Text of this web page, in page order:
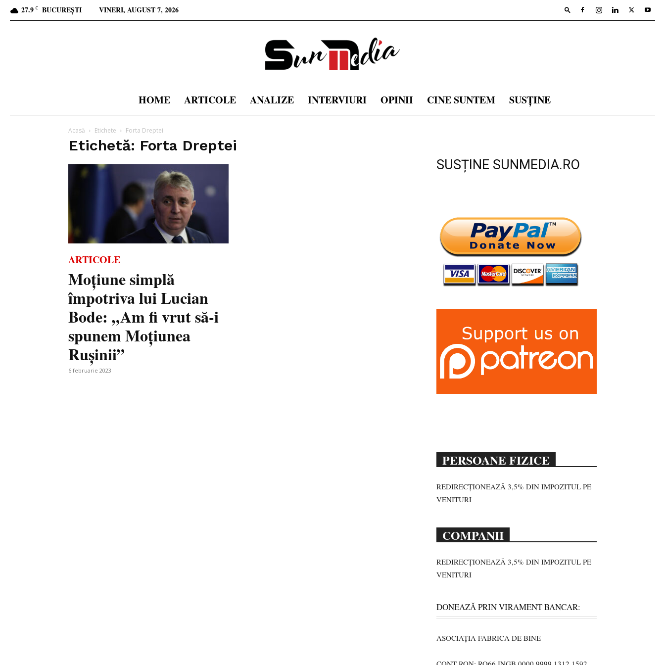
27.9 C BUCUREȘTI VINERI, AUGUST 7, 2026
sunmedia.ro
HOME ARTICOLE ANALIZE INTERVIURI OPINII CINE SUNTEM SUSȚINE
Acasă Etichete Forta Dreptei
Etichetă: Forta Dreptei
ARTICOLE
Moțiune simplă
împotriva lui Lucian
Bode: „Am fi vrut să-i
spunem Moțiunea
Rușinii”
6 februarie 2023
SUSȚINE SUNMEDIA.RO
PERSOANE FIZICE
REDIRECȚIONEAZĂ 3,5% DIN IMPOZITUL PE
VENITURI
COMPANII
REDIRECȚIONEAZĂ 3,5% DIN IMPOZITUL PE
VENITURI
DONEAZĂ PRIN VIRAMENT BANCAR:
ASOCIAȚIA FABRICA DE BINE